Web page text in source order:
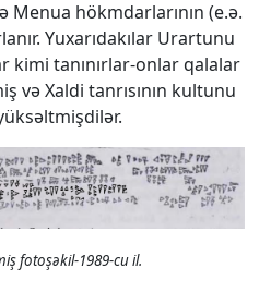
Menua hökmdarlarının (e.ə.
Yuxarıdakılar Urartunu
kimi tanınırlar-onlar qalalar
və Xaldi tanrısının kultunu
fotoşəkil-1989-cu il.